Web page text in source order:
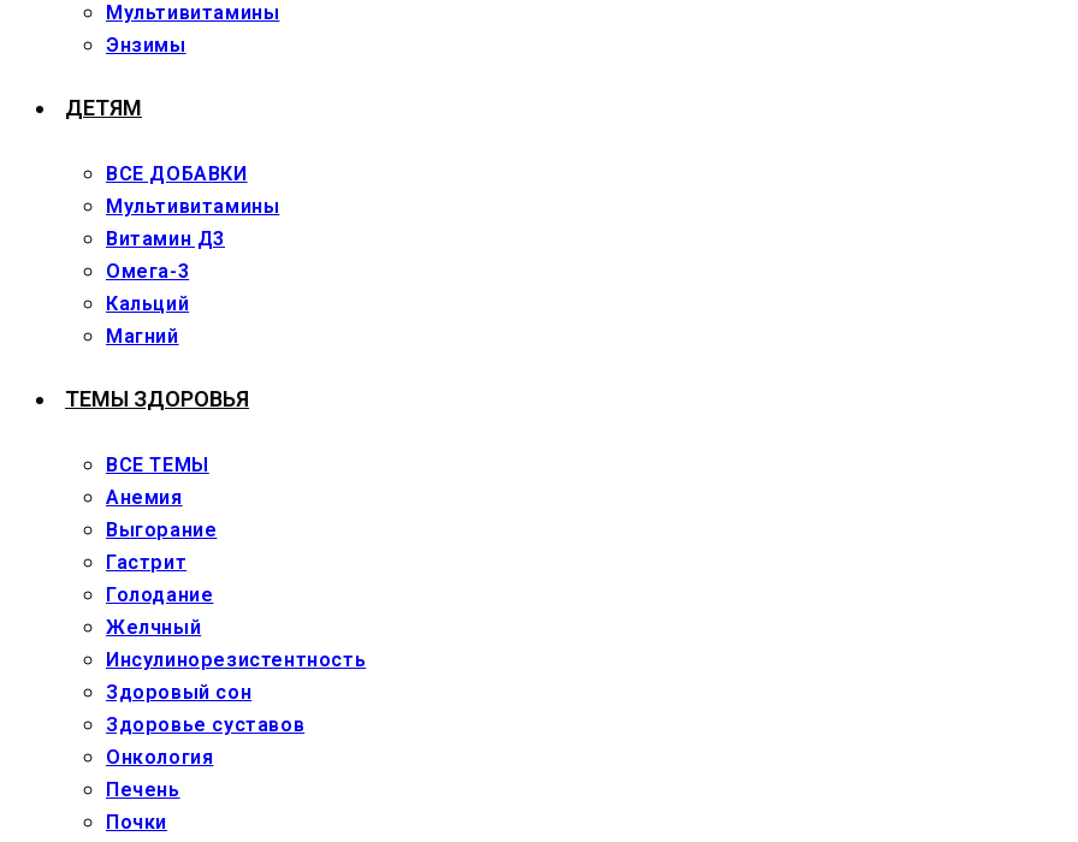
Мультивитамины
Энзимы
ДЕТЯМ
ВСЕ ДОБАВКИ
Мультивитамины
Витамин Д3
Омега-3
Кальций
Магний
ТЕМЫ ЗДОРОВЬЯ
ВСЕ ТЕМЫ
Анемия
Выгорание
Гастрит
Голодание
Желчный
Инсулинорезистентность
Здоровый сон
Здоровье суставов
Онкология
Печень
Почки